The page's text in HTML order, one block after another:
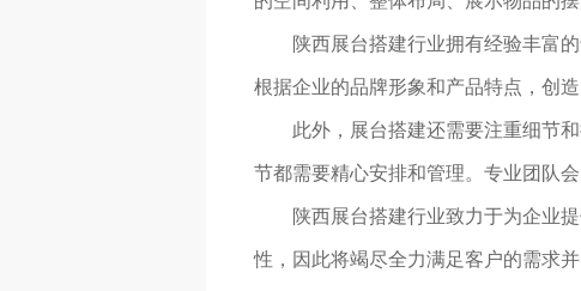
陕西展台搭建行业拥有经验丰富
根据企业的品牌形象和产品特点，创
此外，展台搭建还需要注重细节
节都需要精心安排和管理。专业团队
陕西展台搭建行业致力于为企业
性，因此将竭尽全力满足客户的需求并